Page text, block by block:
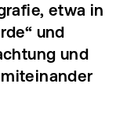
etwa in
und
und